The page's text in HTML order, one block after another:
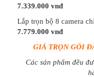
7.339.000 vnđ
Lắp trọn bộ 8 camera
7.779.000 vnđ
GIÁ TRỌN GÓI
Các sản phẩm đều